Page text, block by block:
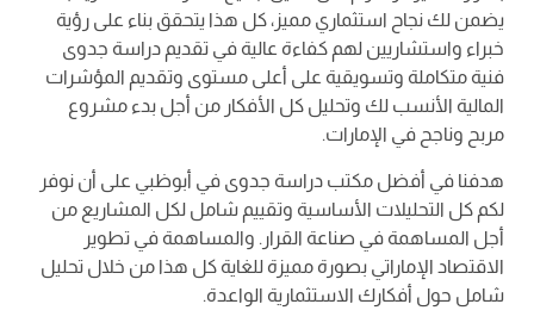
يضمن لك نجاح استثماري مميز، كل هذا يتحقق بناء على رؤية
خبراء واستشاريين لهم كفاءة عالية في تقديم دراسة جدوى
فنية متكاملة وتسويقية على أعلى مستوى وتقديم المؤشرات
المالية الأنسب لك وتحليل كل الأفكار من أجل بدء مشروع
مربح وناجح في الإمارات.
هدفنا في أفضل مكتب دراسة جدوى في أبوظبي على أن نوفر
لكم كل التحليلات الأساسية وتقييم شامل لكل المشاريع من
أجل المساهمة في صناعة القرار. والمساهمة في تطوير
الاقتصاد الإماراتي بصورة مميزة للغاية كل هذا من خلال تحليل
شامل حول أفكارك الاستثمارية الواعدة.